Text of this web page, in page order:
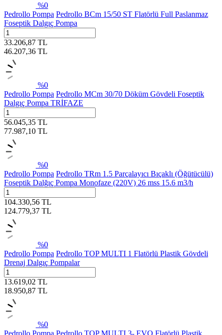
%0
Pedrollo Pompa Pedrollo BCm 15/50 ST Flatörlü Full Paslanmaz
Foseptik Dalgıç Pompa
33.206,87 TL
46.207,36 TL
%0
Pedrollo Pompa Pedrollo MCm 30/70 Döküm Gövdeli Foseptik
Dalgıç Pompa TRİFAZE
56.045,35 TL
77.987,10 TL
%0
Pedrollo Pompa Pedrollo TRm 1.5 Parçalayıcı Bıçaklı (Öğütücülü)
Foseptik Dalğıç Pompa Monofaze (220V) 26 mss 15.6 m3/h
104.330,56 TL
124.779,37 TL
%0
Pedrollo Pompa Pedrollo TOP MULTI 1 Flatörlü Plastik Gövdeli
Drenaj Dalgıç Pompalar
13.619,02 TL
18.950,87 TL
%0
Pedrollo Pompa Pedrollo TOP MULTI 3- EVO Flatörlü Plastik